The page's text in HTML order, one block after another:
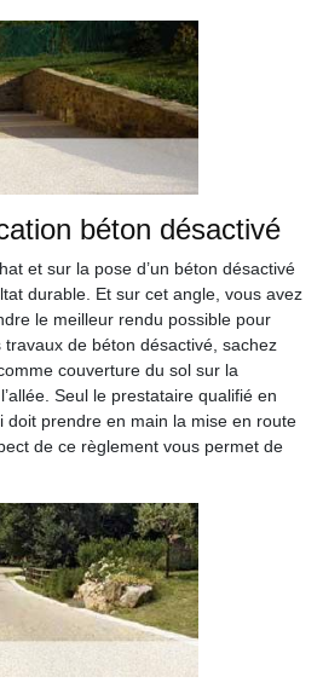
béton désactivé
et sur la pose d’un béton désactivé
durable. Et sur cet angle, vous avez
le meilleur rendu possible pour
de béton désactivé, sachez
couverture du sol sur la
Seul le prestataire qualifié en
doit prendre en main la mise en route
de ce règlement vous permet de